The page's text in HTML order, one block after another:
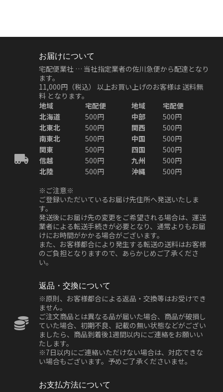
お届けについて
宅配便業社 … 当社指定業者の佐川急便から配達となり
ます。
11,000円（税込）
以上お買い上げのお客様は 送料無
料 となります。
地域
宅配便 地域
宅配便
北海道
500円 中部
500円
北東北
500円 関西
500円
南東北
500円 中国
500円
関東
500円 四国
500円
信越
500円 九州
500円
北陸
500円 沖縄
500円
※ご注意※
ご登録いただいているお届け先住所へ発送いたしま
す。
発送後にお届け先の変更をご希望される場合は、運送
業者による転送手続きが必要となり、通常よりもお届
けにお時間がかかる場合がございます。
また、お客様都合により発生する転送の送料はお客様
のご負担となりますので、あらかじめご了承くださ
い。
返品・交換について
※原則、お客様都合による返品・交換等はお受けでき
ません。
ご注文商品とは異なる品が届いた場合、商品が破損し
ていた場合、初期不良、記載の無い状態などがござい
ましたら、商品到着後1週間以内にご連絡をお願いい
たします。
※7日以内にご連絡いただけない場合は、対応できな
い場合もございます。予めご了承くださいませ。
お支払方法について